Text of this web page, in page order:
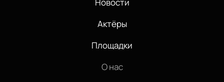
Новости
Актёры
Площадки
О нас